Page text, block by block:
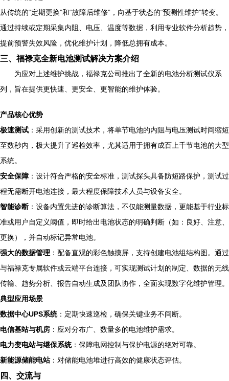
从传统的“定期更换”和“故障后维修”，向基于状态的“预测性维护”转变。
通过持续或定期采集内阻、电压、温度等数据，利用专业软件分析趋势，
提前预警失效风险，优化维护计划，降低总拥有成本。
三、福禄克全新电池测试解决方案介绍
为应对上述维护挑战，福禄克公司推出了全新的电池分析测试仪系
列，旨在提供更快速、更安全、更智能的维护体验。
产品核心优势
极速测试 ：采用创新的测试技术，将单节电池的内阻与电压测试时间缩短
至数秒内，极大提升了巡检效率，尤其适用于拥有成百上千节电池的大型
系统。
安全保障 ：设计符合严格的安全标准，测试探头具备防短路保护，测试过
程无需断开电池连接，最大程度保障技术人员与设备安全。
智能诊断 ：设备内置先进的诊断算法，不仅能测量数据，更能基于行业标
准或用户自定义阈值，即时给出电池状态的明确判断（如：良好、注意、
更换），并自动标记异常电池。
强大的数据管理 ：配备直观的彩色触摸屏，支持创建电池组结构图。通过
与福禄克专属软件或云端平台连接，可实现测试计划的制定、数据的无线
传输、趋势分析、报告自动生成及团队协作，全面实现数字化维护管理。
典型应用场景
数据中心UPS系统：定期快速巡检，确保关键业务不间断。
电信基站与机房 ：应对分布广、数量多的电池维护需求。
电力变电站与继保系统：保障电网控制与保护电源的绝对可靠。
新能源储能电站：对储能电池堆进行高效的健康状态评估。
四、交流与